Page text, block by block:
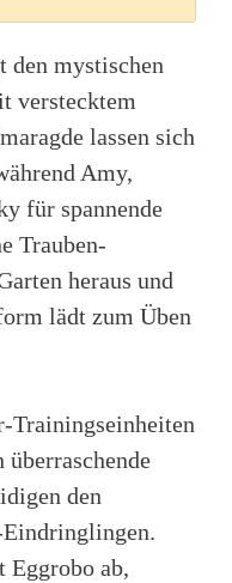
den mystischen
verstecktem
lassen sich
Amy,
für spannende
Trauben-
heraus und
lädt zum Üben
Trainingseinheiten
überraschende
den
Eggrobo ab,